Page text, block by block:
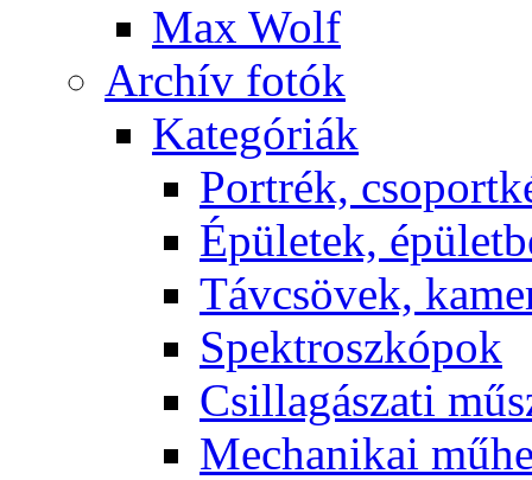
Max Wolf
Ar­chív fo­tók
Ka­te­gó­ri­ák
Port­rék,
Épü­le­tek,
Táv­csö­vek,
Spekt­rosz­kó­pok
Csil­la­gá­sza­ti
Me­cha­ni­kai